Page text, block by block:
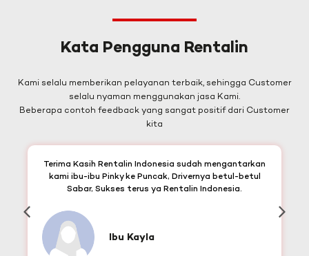
Kata Pengguna Rentalin
Kami selalu memberikan pelayanan terbaik, sehingga Customer
selalu nyaman menggunakan jasa Kami.
Beberapa contoh feedback yang sangat positif dari Customer
kita
Terima Kasih Rentalin Indonesia sudah mengantarkan
kami ibu-ibu Pinky ke Puncak, Drivernya betul-betul
Sabar, Sukses terus ya Rentalin Indonesia.
Ibu Kayla